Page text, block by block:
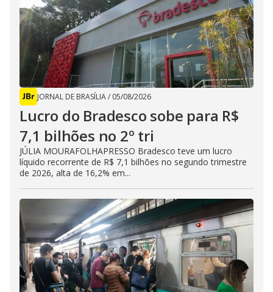
JORNAL DE BRASÍLIA/ 05/08/2026
Lucro do Bradesco sobe para R$
7,1 bilhões no 2º tri
JÚLIA MOURAFOLHAPRESSO Bradesco teve um lucro
líquido recorrente de R$ 7,1 bilhões no segundo trimestre
de 2026, alta de 16,2% em...